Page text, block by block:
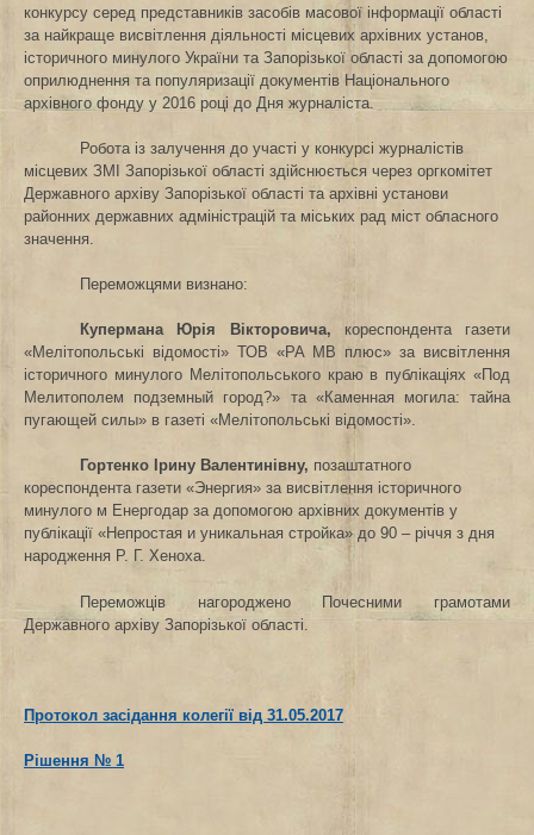
конкурсу серед представників засобів масової інформації області
за найкраще висвітлення діяльності місцевих архівних установ,
історичного минулого України та Запорізької області за допомогою
оприлюднення та популяризації документів Національного
архівного фонду у 2016 році до Дня журналіста.
Робота із залучення до участі у конкурсі журналістів
місцевих ЗМІ Запорізької області здійснюється через оргкомітет
Державного архіву Запорізької області та архівні установи
районних державних адміністрацій та міських рад міст обласного
значення.
Переможцями визнано:
Купермана Юрія Вікторовича, кореспондента газети
«Мелітопольські відомості» ТОВ «РА МВ плюс»за висвітлення
історичного минулого Мелітопольського краю в публікаціях «Под
Мелитополем подземный город?» та «Каменная могила: тайна
пугающей силы» в газеті «Мелітопольські відомості».
Гортенко Ірину Валентинівну, позаштатного
кореспондента газети «Энергия» за висвітлення історичного
минулого м Енергодар за допомогою архівних документів у
публікації «Непростая и уникальная стройка» до 90 – річчя з дня
народження Р. Г. Хеноха.
Переможців нагороджено Почесними грамотами
Державного архіву Запорізької області.
Протокол засідання колегії від 31.05.2017
Рішення № 1